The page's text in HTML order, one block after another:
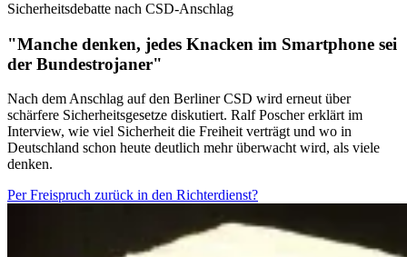
Sicherheitsdebatte nach CSD-Anschlag
"Manche denken, jedes Knacken im Smartphone sei
der Bundestrojaner"
Nach dem Anschlag auf den Berliner CSD wird erneut über
schärfere Sicherheitsgesetze diskutiert. Ralf Poscher erklärt im
Interview, wie viel Sicherheit die Freiheit verträgt und wo in
Deutschland schon heute deutlich mehr überwacht wird, als viele
denken.
Per Freispruch zurück in den Richterdienst?